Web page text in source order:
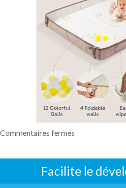
Commentaires fermés
Facilite le